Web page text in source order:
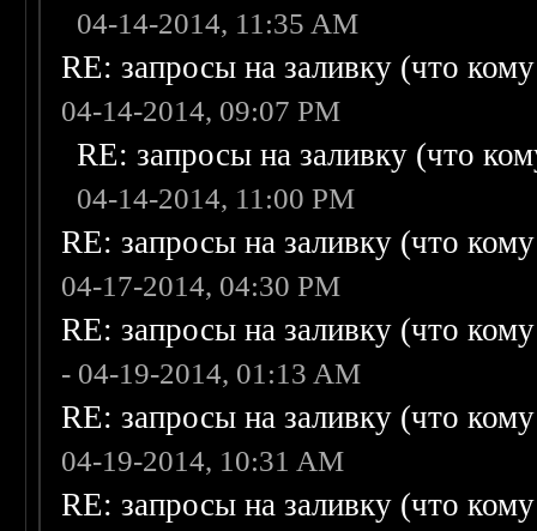
04-14-2014, 11:35 AM
RE: запросы на заливку (что
04-14-2014, 09:07 PM
RE: запросы на заливку (что
04-14-2014, 11:00 PM
RE: запросы на заливку (что
04-17-2014, 04:30 PM
RE: запросы на заливку (что
- 04-19-2014, 01:13 AM
RE: запросы на заливку (что
04-19-2014, 10:31 AM
RE: запросы на заливку (что